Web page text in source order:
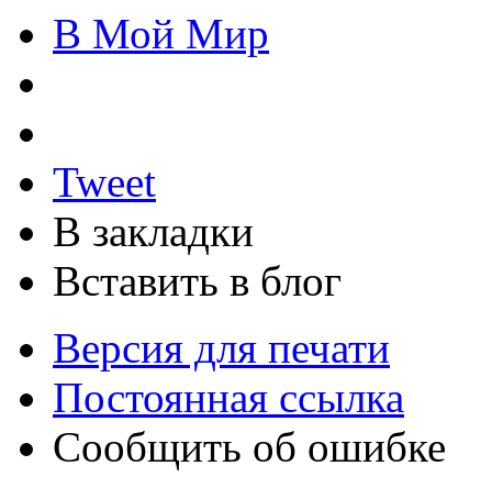
В Мой Мир
Tweet
В закладки
Вставить в блог
Версия для печати
Постоянная ссылка
Сообщить об ошибке